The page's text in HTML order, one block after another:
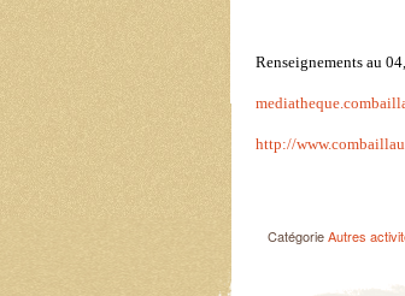
Renseignements au
http://
CatégorieAutres